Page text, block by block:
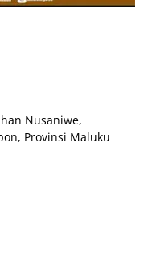
Nusaniwe,
Provinsi Maluku